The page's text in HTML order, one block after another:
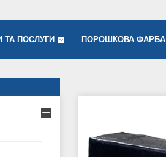
ТА ПОСЛУГИ ПОРОШКОВА ФАРБА